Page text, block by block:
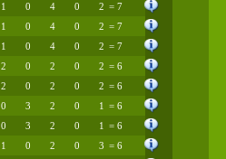
1 0 4 0 2 = 7
1 0 4 0 2 = 7
1 0 4 0 2 = 7
2 0 2 0 2 = 6
2 0 2 0 2 = 6
0 3 2 0 1 = 6
0 3 2 0 1 = 6
1 0 2 0 3 = 6